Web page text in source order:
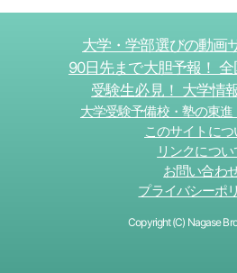
大学・学部選びの動画
90日先まで大胆予報！
受験生必見！ 大学情
大学受験予備校・塾の東
このサイトにつ
リンクについ
お問い合わ
プライバシーポ
Copyright (C) Nagase